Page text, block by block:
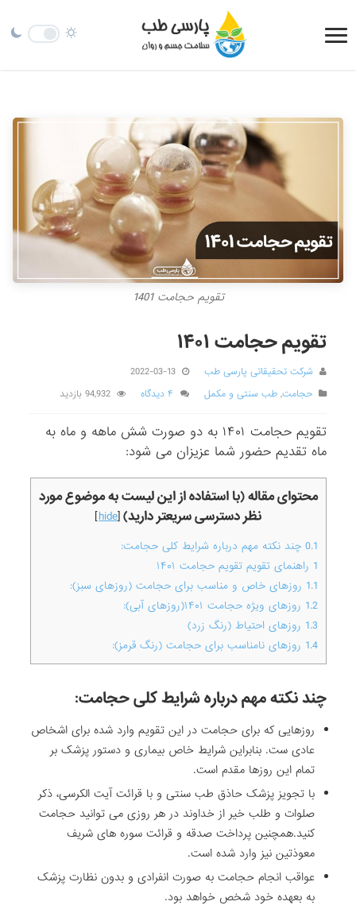
تقویم حجامت 1401
تقویم حجامت ۱۴۰۱
شرکت تحقیقاتی پارسی طب
2022-03-13
حجامت,طب سنتی و مکمل ۴ دیدگاه 94,932 بازدید
تقویم حجامت ۱۴۰۱ به دو صورت شش ماهه و ماه به
ماه تقدیم حضور شما عزیزان می شود:
محتوای مقاله (با استفاده از این لیست به موضوع مورد
نظر دسترسی سریعتر دارید)[
hide
]
0.1 چند نکته مهم درباره شرایط کلی حجامت:
1 راهنمای تقویم تقویم حجامت ۱۴۰۱
1.1 روزهای خاص و مناسب برای حجامت (روزهای سبز):
1.2 روزهای ویژه حجامت ۱۴۰۱(روزهای آبی):
1.3 روزهای احتیاط (رنگ زرد)
1.4 روزهای نامناسب برای حجامت (رنگ قرمز):
چند نکته مهم درباره شرایط کلی حجامت:
روزهایی که برای حجامت در این تقویم وارد شده برای اشخاص
عادی ست. بنابراین شرایط خاص بیماری و دستور پزشک بر
تمام این روزها مقدم است.
با تجویز پزشک حاذق طب سنتی و با قرائت آیت الکرسی، ذکر
صلوات و طلب خیر از خداوند در هر روزی می توانید حجامت
کنید.همچنین پرداخت صدقه و قرائت سوره های شریف
معوذتین نیز وارد شده است.
عواقب انجام حجامت به صورت انفرادی و بدون نظارت پزشک
به بعهده خود شخص خواهد بود.